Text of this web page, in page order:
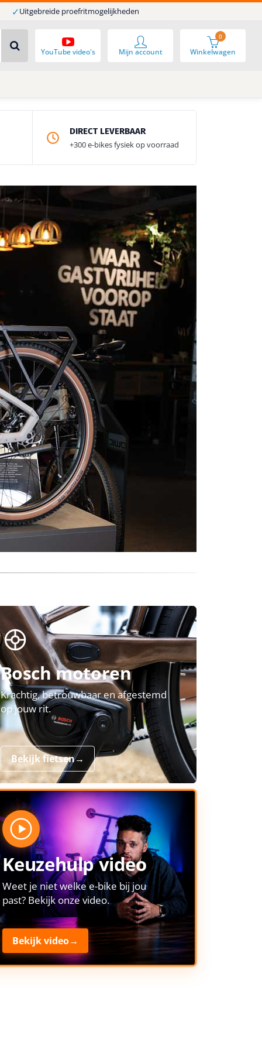
✓Uitgebreide proefritmogelijkheden
YouTube video's Winkelwagen
0
Mijn account
DIRECT LEVERBAAR
+300 e-bikes fysiek op voorraad
Bosch motoren
Krachtig, betrouwbaar en afgestemd
op jouw rit.
Bekijk fietsen→
Keuzehulp video
Weet je niet welke e-bike bij jou
past? Bekijk onze video.
Bekijk video→